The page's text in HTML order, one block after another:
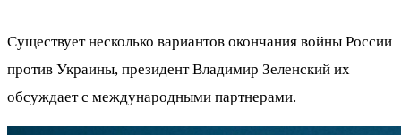
Существует несколько вариантов окончания войны России
против Украины, президент Владимир Зеленский их
обсуждает с международными партнерами.